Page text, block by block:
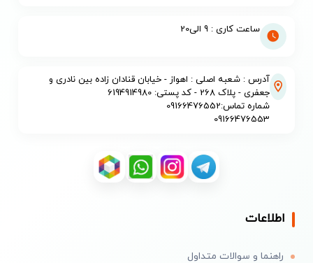
ساعت کاری : 9 الی20
آدرس : شعبه اصلی : اهواز - خیابان قنادان زاده بین نادری و
جعفری - پلاک 268 - کد پستی: 6194914980
شماره تماس:09166476552
09166476553
اطلاعات
راهنما و سوالات متداول